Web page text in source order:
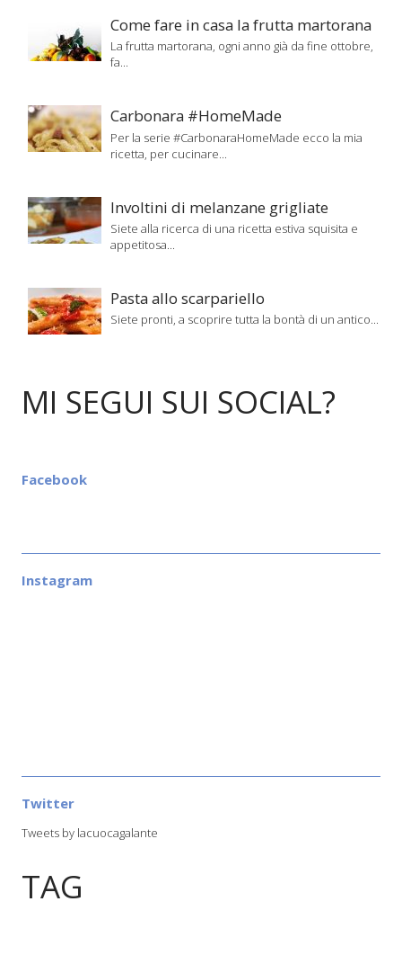
Come fare in casa la frutta martorana
La frutta martorana, ogni anno già da fine ottobre,
fa...
Carbonara #HomeMade
Per la serie #CarbonaraHomeMade ecco la mia
ricetta, per cucinare...
Involtini di melanzane grigliate
Siete alla ricerca di una ricetta estiva squisita e
appetitosa...
Pasta allo scarpariello
Siete pronti, a scoprire tutta la bontà di un antico...
MI SEGUI SUI SOCIAL?
Facebook
Instagram
Twitter
Tweets by lacuocagalante
TAG